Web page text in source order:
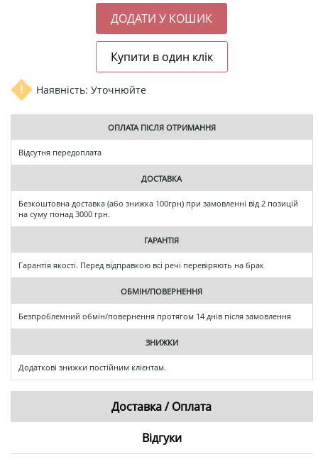
Наявність: Уточнюйте
ОПЛАТА ПІСЛЯ ОТРИМАННЯ
Відсутня передоплата
ДОСТАВКА
Безкоштовна доставка (або знижка 100грн) при замовленні від 2 позицій
на суму понад 3000 грн.
ГАРАНТІЯ
Гарантія якості. Перед відправкою всі речі перевіряють на брак
ОБМІН/ПОВЕРНЕННЯ
Безпроблемний обмін/повернення протягом 14 днів після замовлення
ЗНИЖКИ
Додаткові знижки постійним клієнтам.
Доставка / Оплата
Відгуки